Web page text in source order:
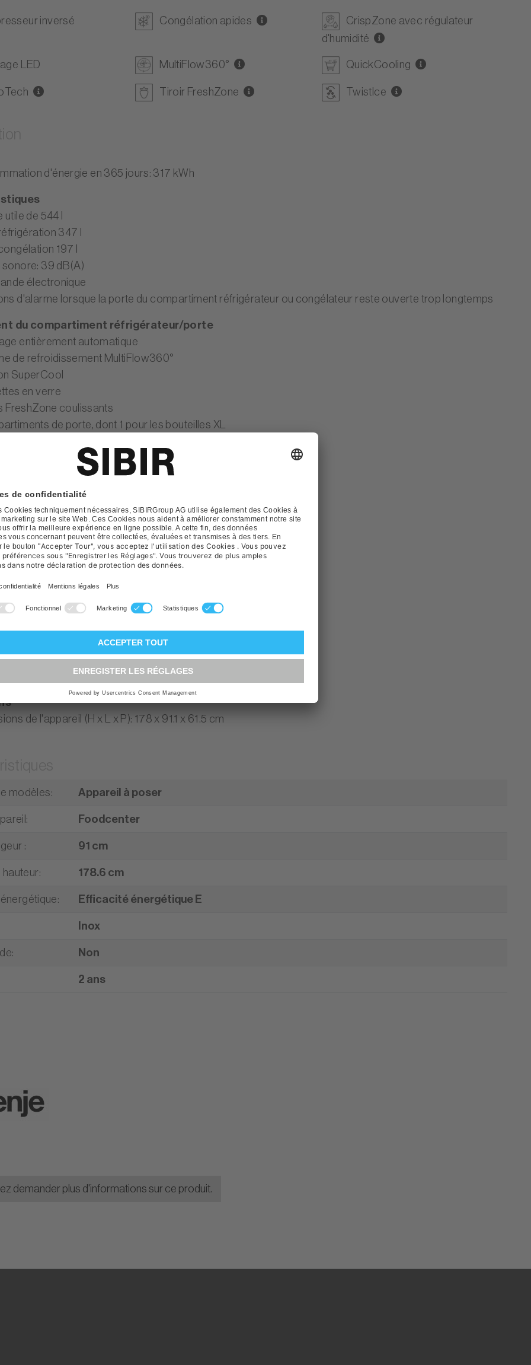
inversé Congélation apides
CrispZone avec régulateur
d'humidité
LED MultiFlow360° QuickCooling
Tiroir FreshZone TwistIce
d'énergie en 365 jours: 317 kWh
utile de 544 l
347 l
197 l
sonore: 39 dB(A)
électronique
d'alarme lorsque la porte du compartiment réfrigérateur ou congélateur reste ouverte trop longtemps
du compartiment réfrigérateur/porte
entièrement automatique
de refroidissement MultiFlow360°
SuperCool
en verre
FreshZone coulissants
de porte, dont 1 pour les bouteilles XL
entièrement automatique NoFrost Plus
de congélation 4 étoiles
FastFreeze
de congélation coulissants
de porte
intérieur LED
réglables en hauteur
de l'appareil (H x L x P): 178 x 91.1 x 61.5 cm
modèles: Appareil à poser
: Foodcenter
: 91 cm
hauteur: 178.6 cm
: Efficacité énergétique E
Inox
: Non
2 ans
demander plus d'informations sur ce produit.